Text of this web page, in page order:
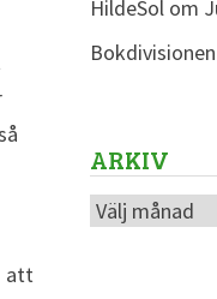
att
HildeSolom
Bokdivisionen
ARKIV
Arkiv